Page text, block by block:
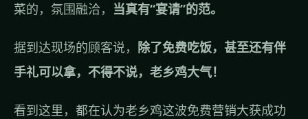
菜的，氛围融洽， 当真有“宴请”的范。
据到达现场的顾客说， 除了免费吃饭，甚至还有伴
手礼可以拿，不得不说，老乡鸡大气！
看到这里，都在认为老乡鸡这波免费营销大获成功